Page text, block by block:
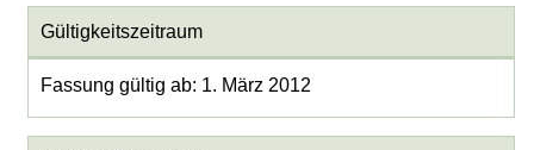
Gültigkeitszeitraum
Fassung gültig ab: 1. März 2012